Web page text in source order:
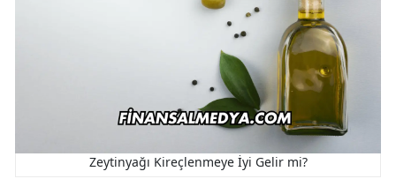
Zeytinyağı Kireçlenmeye İyi Gelir mi?